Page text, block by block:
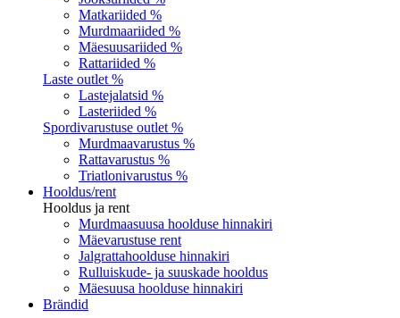
Matkariided %
Murdmaariided %
Mäesuusariided %
Rattariided %
Laste outlet %
Lastejalatsid %
Lasteriided %
Spordivarustuse outlet %
Murdmaavarustus %
Rattavarustus %
Triatlonivarustus %
Hooldus/rent
Hooldus ja rent
Murdmaasuusa hoolduse hinnakiri
Mäevarustuse rent
Jalgrattahoolduse hinnakiri
Rulluiskude- ja suuskade hooldus
Mäesuusa hoolduse hinnakiri
Brändid